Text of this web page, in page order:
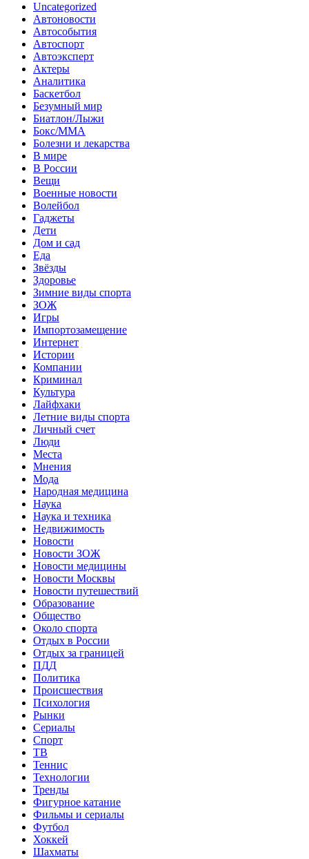
Uncategorized
Автоновости
Автособытия
Автоспорт
Автоэксперт
Актеры
Аналитика
Баскетбол
Безумный мир
Биатлон/Лыжи
Бокс/MMA
Болезни и лекарства
В мире
В России
Вещи
Военные новости
Волейбол
Гаджеты
Дети
Дом и сад
Еда
Звёзды
Здоровье
Зимние виды спорта
ЗОЖ
Игры
Импортозамещение
Интернет
Истории
Компании
Криминал
Культура
Лайфхаки
Летние виды спорта
Личный счет
Люди
Места
Мнения
Мода
Народная медицина
Наука
Наука и техника
Недвижимость
Новости
Новости ЗОЖ
Новости медицины
Новости Москвы
Новости путешествий
Образование
Общество
Около спорта
Отдых в России
Отдых за границей
ПДД
Политика
Происшествия
Психология
Рынки
Сериалы
Спорт
ТВ
Теннис
Технологии
Тренды
Фигурное катание
Фильмы и сериалы
Футбол
Хоккей
Шахматы